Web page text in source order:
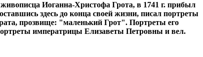
Иоганна-Христофа Грота, в 1741 г. прибыл
здесь до конца своей жизни, писал портреты
прозвище: "маленький Грот". Портреты его
императрицы Елизаветы Петровны и вел.